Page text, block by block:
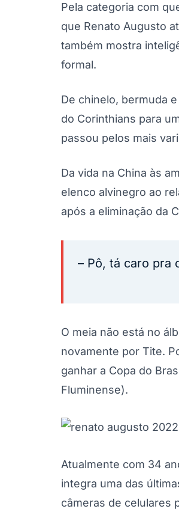
Pela categoria com
que Renato Augusto
também mostra
formal.
De chinelo, bermuda
do Corinthians para
passou pelos mais
Da vida na China às
elenco alvinegro ao
após a eliminação da
– Pô, tá caro pra
O meia não está no
novamente por Tite.
ganhar a Copa do
Fluminense).
Atualmente com 34
integra uma das
câmeras de celulares